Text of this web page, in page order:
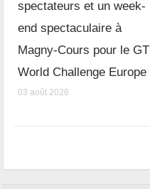
spectateurs et un week-
end spectaculaire à
Magny-Cours pour le GT
World Challenge Europe
03 août 2026